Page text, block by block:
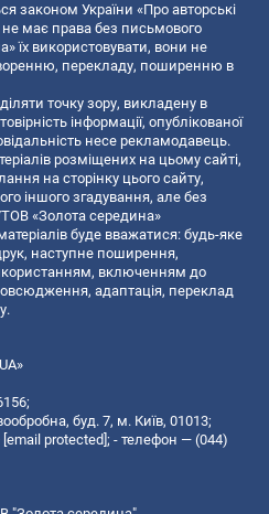
законом України «Про авторські
не має права без письмового
їх використовувати, вони не
перекладу, поширенню в
точку зору, викладену в
інформації, опублікованої
несе рекламодавець.
розміщених на цьому сайті,
на сторінку цього сайту,
іншого згадування, але без
«Золота середина»
буде вважатися: будь-яке
наступне поширення,
включенням до
адаптація, переклад
буд. 7, м. Київ, 01013;
[email protected]; - телефон — (044)